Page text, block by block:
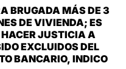
BRUGADA MÁS DE 3
DE VIVIENDA; ES
JUSTICIA A
EXCLUIDOS DEL
BANCARIO, INDICO